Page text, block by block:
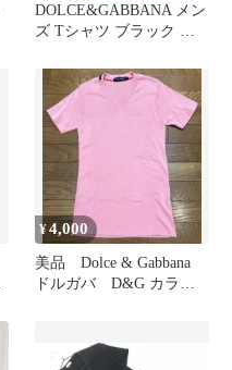
DOLCE&GABBANA メン
ズ Tシャツ ブラック サ
¥4,000
美品 Dolce & Gabbana
ドルガバ D&G カラ